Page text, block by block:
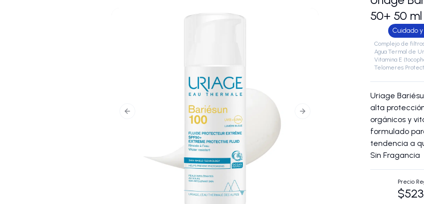
Previous slide Next slide
50+ 50 ml
Cuidado
Complejo de
Agua Termal de
Vitamina E
Telomeres Protect
Uriage
alta
orgánicos y
formulado
tendencia a
Sin Fragancia
Precio